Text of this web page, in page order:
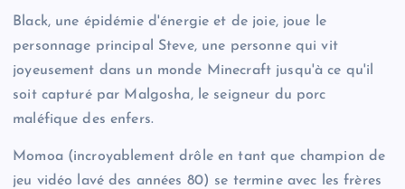
Black, une épidémie d'énergie et de joie, joue le
personnage principal Steve, une personne qui vit
joyeusement dans un monde Minecraft jusqu'à ce qu'il
soit capturé par Malgosha, le seigneur du porc
maléfique des enfers.
Momoa (incroyablement drôle en tant que champion de
jeu vidéo lavé des années 80) se termine avec les frères